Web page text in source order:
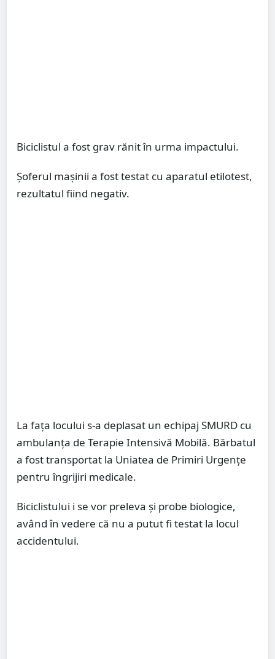
Biciclistul a fost grav rănit în urma impactului.
Șoferul mașinii a fost testat cu aparatul etilotest,
rezultatul fiind negativ.
La fața locului s-a deplasat un echipaj SMURD cu
ambulanța de Terapie Intensivă Mobilă. Bărbatul
a fost transportat la Uniatea de Primiri Urgențe
pentru îngrijiri medicale.
Biciclistului i se vor preleva și probe biologice,
având în vedere că nu a putut fi testat la locul
accidentului.